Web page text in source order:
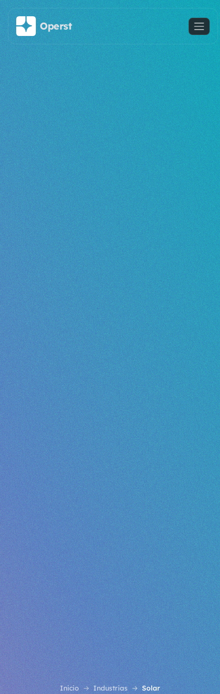
Saltar al contenido principal
Operst
Inicio Industrias Solar